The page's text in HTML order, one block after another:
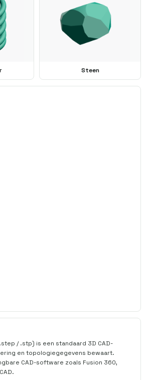
Steen
/ .stp) is een standaard 3D CAD-
en topologiegegevens bewaart.
CAD-software zoals Fusion 360,